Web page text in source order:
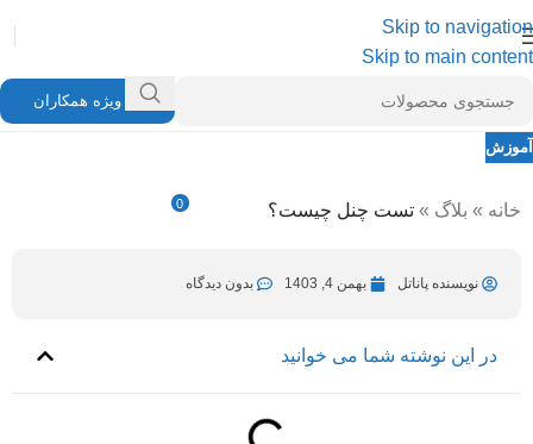
Skip to navigation
Skip to main content
ویژه همکاران
آموزش
نویسنده پاناتلبهمن 4, 1403 در بهمن 4, 1403
0 خانه » بلاگ » تست چنل چیست؟
نویسنده پاناتل بهمن 4, 1403 بدون دیدگاه
در این نوشته شما می خوانید